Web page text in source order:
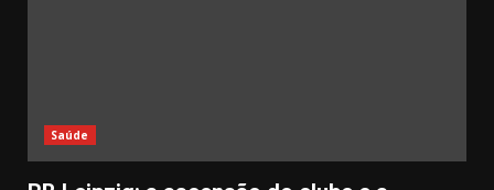
Saúde